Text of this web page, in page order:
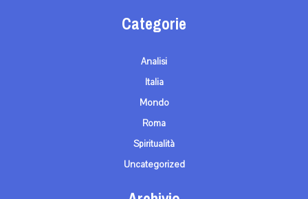
Categorie
Analisi
Italia
Mondo
Roma
Spiritualità
Uncategorized